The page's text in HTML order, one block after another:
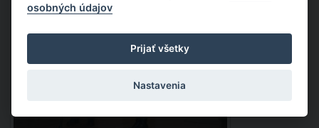
osobných údajov
Prijať všetky
Nastavenia